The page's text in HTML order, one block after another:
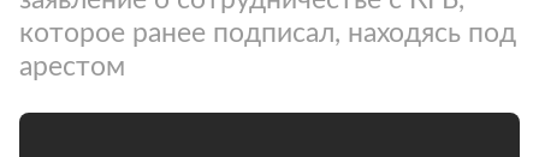
которое ранее подписал, находясь под
арестом